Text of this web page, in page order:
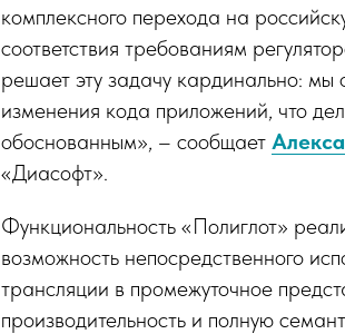
комплексного перехода на
соответствия требованиям
решает эту задачу кардинально:
изменения кода приложений, что
обоснованным», – сообщает
«Диасофт».
Функциональность «Полиглот»
возможность непосредственного
трансляции в промежуточное
производительность и полную